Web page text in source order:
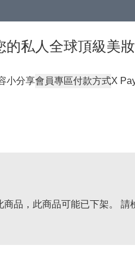
的私人全球頂級美
小分享會員專區付款方式X
商品，此商品可能已下架。 請